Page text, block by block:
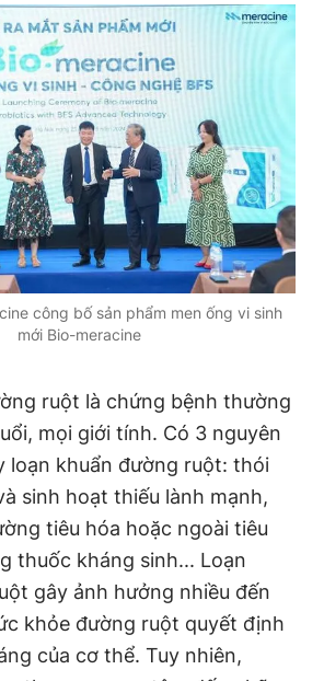
trên điện thoại
Liên hệ quảng cáo
0908 780 404
RSS Tòa soạn Chính sách bảo
Ngọc Toàn
trực: Hải Thành
Hiếu Dũng
Việt Hưng
Đức Trung
110/GP - BTTTT cấp ngày 24.3.2020
thuộc về Báo Thanh Niên. Cấm sao
nếu không có sự chấp thuận bằng văn
Technologies, JSC.
công bố sản phẩm men ống vi sinh
mới Bio-meracine
ruột là chứng bệnh thường
mọi giới tính. Có 3 nguyên
loạn khuẩn đường ruột: thói
sinh hoạt thiếu lành mạnh,
tiêu hóa hoặc ngoài tiêu
thuốc kháng sinh... Loạn
gây ảnh hưởng nhiều đến
khỏe đường ruột quyết định
của cơ thể. Tuy nhiên,